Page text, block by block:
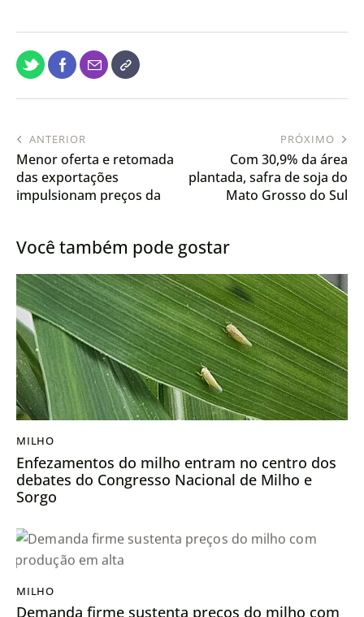
ANTERIOR
Menor oferta e retomada
das exportações
impulsionam preços da
PRÓXIMO
Com 30,9% da área
plantada, safra de soja do
Mato Grosso do Sul
Você também pode gostar
MILHO
Enfezamentos do milho entram no centro dos
debates do Congresso Nacional de Milho e
Sorgo
MILHO
Demanda firme sustenta preços do milho com